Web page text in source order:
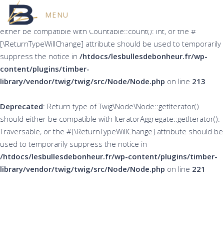
Deprecated
: Return type of Twig\Node\Node::count() should
either be compatible with Countable::count(): int, or the #
[\ReturnTypeWillChange] attribute should be used to temporarily
suppress the notice in /htdocs/lesbullesdebonheur.fr/wp-
content/plugins/timber-
library/vendor/twig/twig/src/Node/Node.php on line 213
Deprecated: Return type of Twig\Node\Node::getIterator()
should either be compatible with IteratorAggregate::getIterator():
Traversable, or the #[\ReturnTypeWillChange] attribute should be
used to temporarily suppress the notice in
/htdocs/lesbullesdebonheur.fr/wp-content/plugins/timber-
library/vendor/twig/twig/src/Node/Node.php on line 221
MENU